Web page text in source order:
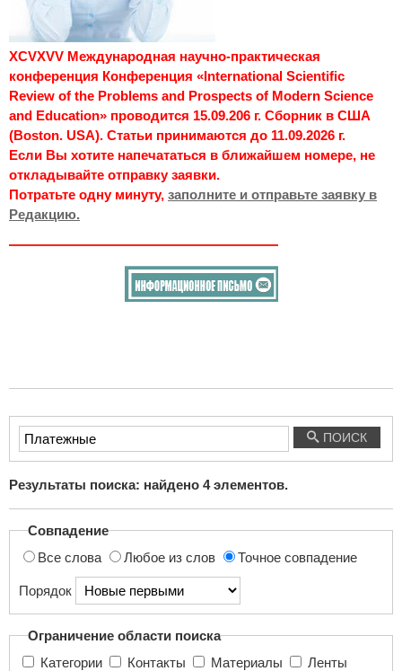
XCVXVV Международная научно-практическая
конференция Конференция «International Scientific
Review of the Problems and Prospects of Modern Science
and Education» проводится 15.09.206 г. Сборник в США
(Boston. USA). Статьи принимаются до 11.09.2026 г.
Если Вы хотите напечататься в ближайшем номере, не
откладывайте отправку заявки.
Потратьте одну минуту, заполните и отправьте заявку в
Редакцию.
Введите
текст
поиска...
ПОИСК
Результаты поиска: найдено 4элементов.
Совпадение
Все слова
Любое из слов Точное совпадение
Порядок
Ограничение области поиска
Категории
Контакты Материалы